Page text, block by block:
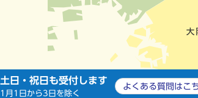
土日・祝日も受付します
1月1日から3日を除く
よくある質問は こ